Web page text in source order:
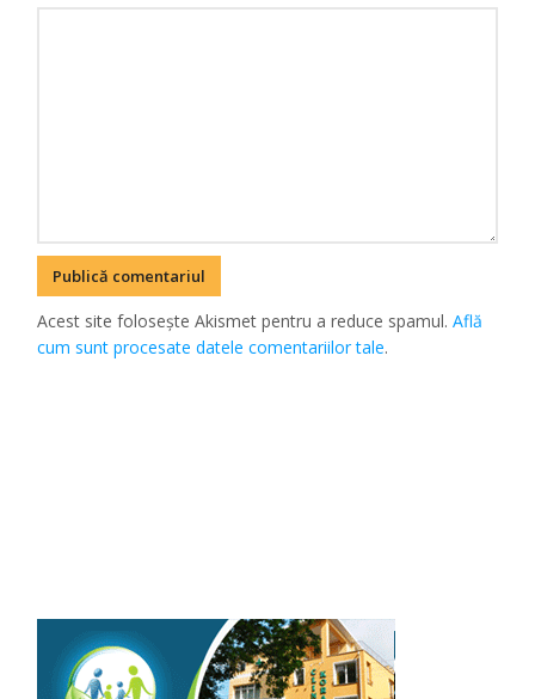
Acest site folosește Akismet pentru a reduce spamul.Află
cum sunt procesate datele comentariilor tale.